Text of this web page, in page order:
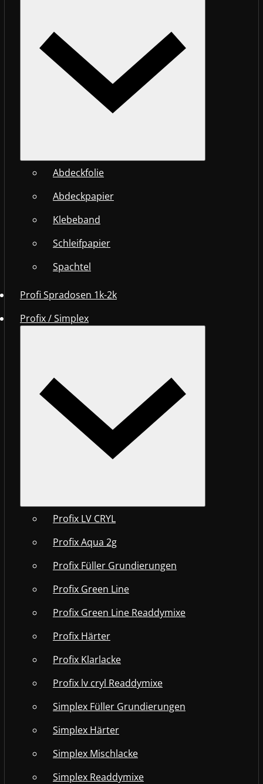
Abdeckfolie
Abdeckpapier
Klebeband
Schleifpapier
Spachtel
Profi Spradosen 1k-2k
Profix / Simplex
Profix LV CRYL
Profix Aqua 2g
Profix Füller Grundierungen
Profix Green Line
Profix Green Line Readdymixe
Profix Härter
Profix Klarlacke
Profix lv cryl Readdymixe
Simplex Füller Grundierungen
Simplex Härter
Simplex Mischlacke
Simplex Readdymixe